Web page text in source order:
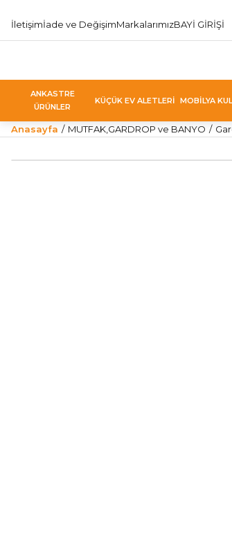
İletişimİade ve DeğişimMarkalarımızBAYİ GİRİŞİ
ANKASTRE
ÜRÜNLER
KÜÇÜK EV ALETLERİ MOBİLYA
Anasayfa MUTFAK,GARDROP ve BANYO